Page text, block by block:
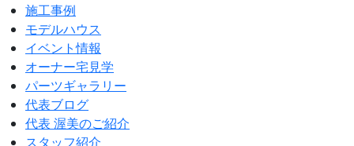
施工事例
モデルハウス
イベント情報
オーナー宅見学
パーツギャラリー
代表ブログ
代表 渥美のご紹介
スタッフ紹介